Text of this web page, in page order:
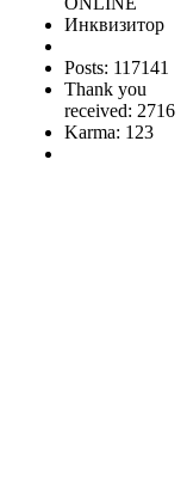
Инквизитор
Posts: 117141
Thank you
received: 2716
Karma: 123